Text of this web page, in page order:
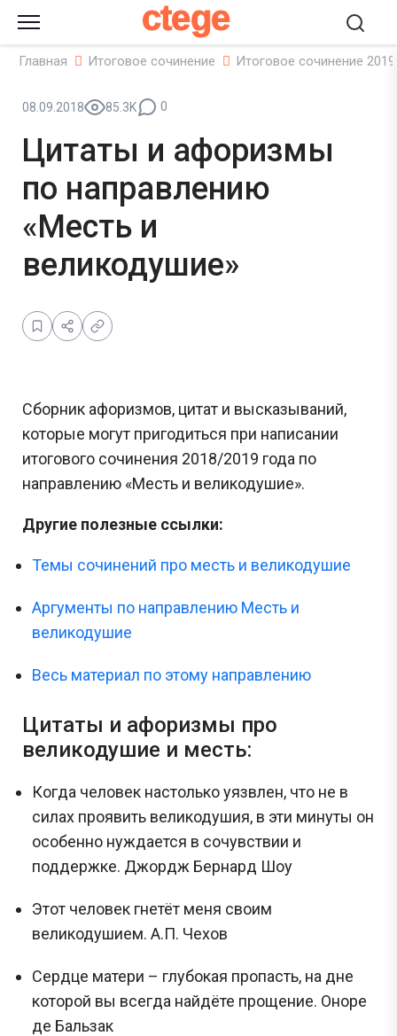
ctege
Главная Итоговое сочинение Итоговое сочинение 2019
08.09.2018 85.3K 0
Цитаты и афоризмы
по направлению
«Месть и
великодушие»
Сборник афоризмов, цитат и высказываний,
которые могут пригодиться при написании
итогового сочинения 2018/2019 года по
направлению «Месть и великодушие».
Другие полезные ссылки:
Темы сочинений про месть и великодушие
Аргументы по направлению Месть и
великодушие
Весь материал по этому направлению
Цитаты и афоризмы про
великодушие и месть:
Когда человек настолько уязвлен, что не в
силах проявить великодушия, в эти минуты он
особенно нуждается в сочувствии и
поддержке. Джордж Бернард Шоу
Этот человек гнетёт меня своим
великодушием. А.П. Чехов
Сердце матери – глубокая пропасть, на дне
которой вы всегда найдёте прощение. Оноре
де Бальзак